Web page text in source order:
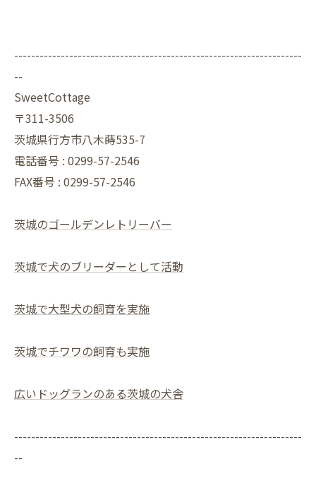
--------------------------------------------------------------------
--
SweetCottage
〒311-3506
茨城県行方市八木蒔535-7
電話番号 : 0299-57-2546
FAX番号 : 0299-57-2546
茨城のゴールデンレトリーバー
茨城で犬のブリーダーとして活動
茨城で大型犬の飼育を実施
茨城でチワワの飼育も実施
広いドッグランのある茨城の犬舎
--------------------------------------------------------------------
--